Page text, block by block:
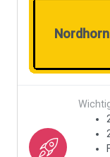
Nordhorn